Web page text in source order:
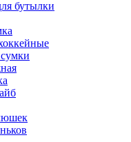
бутылки